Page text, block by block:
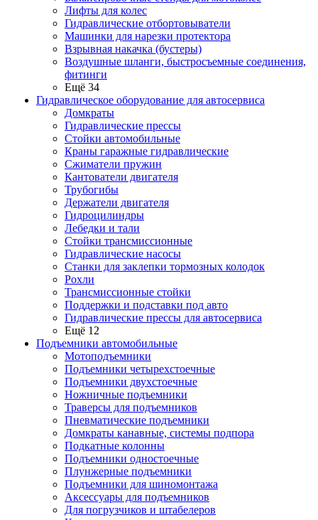
Лифты для колес
Гидравлические отбортовыватели
Машинки для нарезки протектора
Взрывная накачка (бустеры)
Воздушные шланги, быстросъемные соединения,
фитинги
Ещё 34
Гидравлическое оборудование для автосервиса
Домкраты
Гидравлические прессы
Стойки автомобильные
Краны гаражные гидравлические
Сжиматели пружин
Кантователи двигателя
Трубогибы
Держатели двигателя
Гидроцилиндры
Лебедки и тали
Стойки трансмиссионные
Гидравлические насосы
Cтанки для заклепки тормозных колодок
Рохли
Трансмиссионные стойки
Поддержки и подставки под авто
Гидравлические прессы для автосервиса
Ещё 12
Подъемники автомобильные
Мотоподъемники
Подъемники четырехстоечные
Подъемники двухстоечные
Ножничные подъемники
Траверсы для подъемников
Пневматические подъемники
Домкраты канавные, системы подпора
Подкатные колонны
Подъемники одностоечные
Плунжерные подъемники
Подъемники для шиномонтажа
Аксессуары для подъемников
Для погрузчиков и штабелеров